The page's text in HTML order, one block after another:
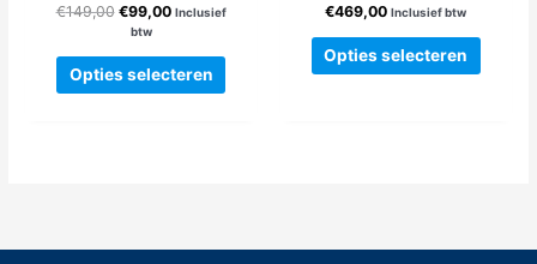
productpagina
€149,00 Oorspronkelijke
prijs
€149,00.
€99,00Huidige
€99,00.
Inclusief
btw
Opties selecteren
Dit
product
kan
€469,00 Inclusief btw
Opties selecteren
Dit